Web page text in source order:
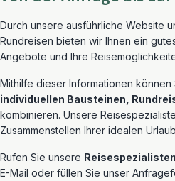
Durch unsere ausführliche Website
Rundreisen bieten wir Ihnen ein
Angebote und Ihre
Mithilfe dieser Informationen können
individuellen Bausteinen,
kombinieren. Unsere
Zusammenstellen Ihrer idealen
Rufen Sie unsere Reisespezialisten
E-Mail oder füllen Sie unser